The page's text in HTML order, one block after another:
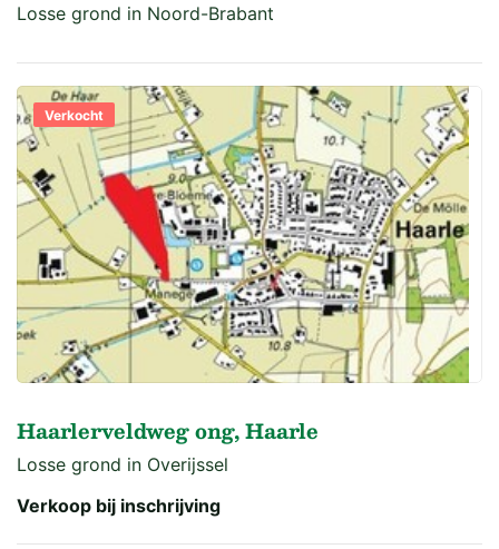
Losse grond in Noord-Brabant
Verkocht
Haarlerveldweg ong, Haarle
Losse grond in Overijssel
Verkoop bij inschrijving